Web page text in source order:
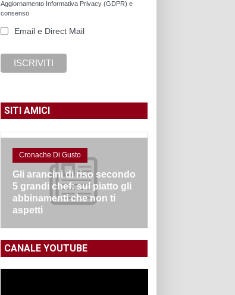
Aggiornamento Informativa Privacy (GDPR) e
consenso
Email e Direct Mail
SITI AMICI
Cronache Di Gusto
Gli arancini di riso secondo
5 grandi chef: sul piatto gli
abbinamenti che non ti
aspetti
CANALE YOUTUBE